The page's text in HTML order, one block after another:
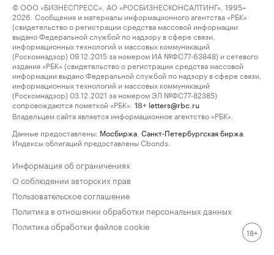
© ООО «БИЗНЕСПРЕСС», АО «РОСБИЗНЕСКОНСАЛТИНГ», 1995–
2026. Сообщения и материалы информационного агентства «РБК»
(свидетельство о регистрации средства массовой информации
выдано Федеральной службой по надзору в сфере связи,
информационных технологий и массовых коммуникаций
(Роскомнадзор) 09.12.2015 за номером ИА №ФС77-63848) и сетевого
издания «РБК» (свидетельство о регистрации средства массовой
информации выдано Федеральной службой по надзору в сфере связи,
информационных технологий и массовых коммуникаций
(Роскомнадзор) 03.12.2021 за номером ЭЛ №ФС77-82385)
сопровождаются пометкой «РБК».
18+ letters@rbc.ru
Владельцем сайта является информационное агентство «РБК».
Данные предоставлены: Мосбиржа Санкт-Петербургская биржа
Индексы облигаций предоставлены Cbonds.
Информация об ограничениях
О соблюдении авторских прав
Пользовательское соглашение
Политика в отношении обработки персональных данных
Политика обработки файлов cookie
18+